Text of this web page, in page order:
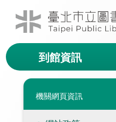
跳到主要內容區塊
到館資訊
機關網頁資訊